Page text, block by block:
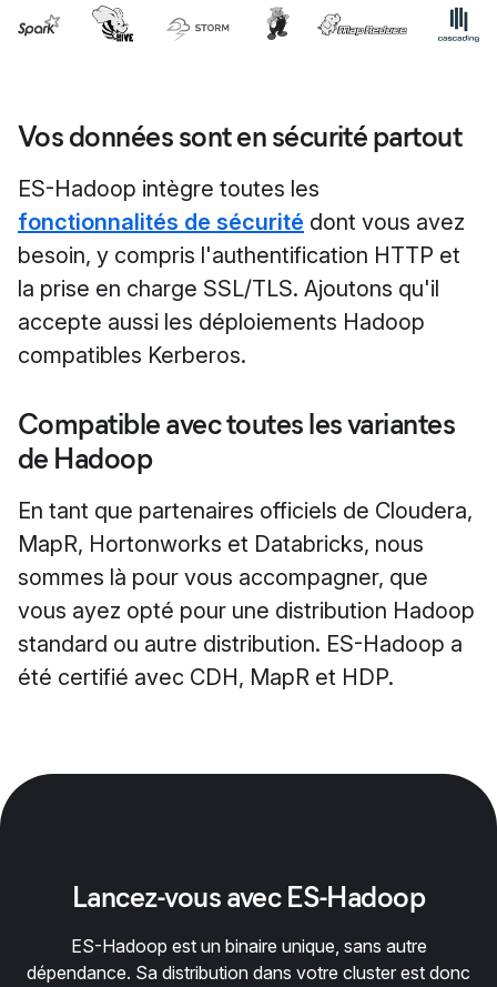
Vos données sont en sécurité partout
ES-Hadoop intègre toutes les
fonctionnalités de sécurité dont vous avez
besoin, y compris l'authentification HTTP et
la prise en charge SSL/TLS. Ajoutons qu'il
accepte aussi les déploiements Hadoop
compatibles Kerberos.
Compatible avec toutes les variantes
de Hadoop
En tant que partenaires officiels de Cloudera,
MapR, Hortonworks et Databricks, nous
sommes là pour vous accompagner, que
vous ayez opté pour une distribution Hadoop
standard ou autre distribution. ES-Hadoop a
été certifié avec CDH, MapR et HDP.
Lancez-vous avec ES-Hadoop
ES-Hadoop est un binaire unique, sans autre
dépendance. Sa distribution dans votre cluster est donc